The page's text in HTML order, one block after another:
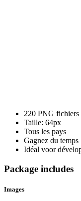
220 PNG fichiers
Taille: 64px
Tous les pays
Gagnez du temps
Idéal voor
Package includes
Images